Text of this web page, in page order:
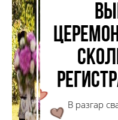
В разгар
узнали,